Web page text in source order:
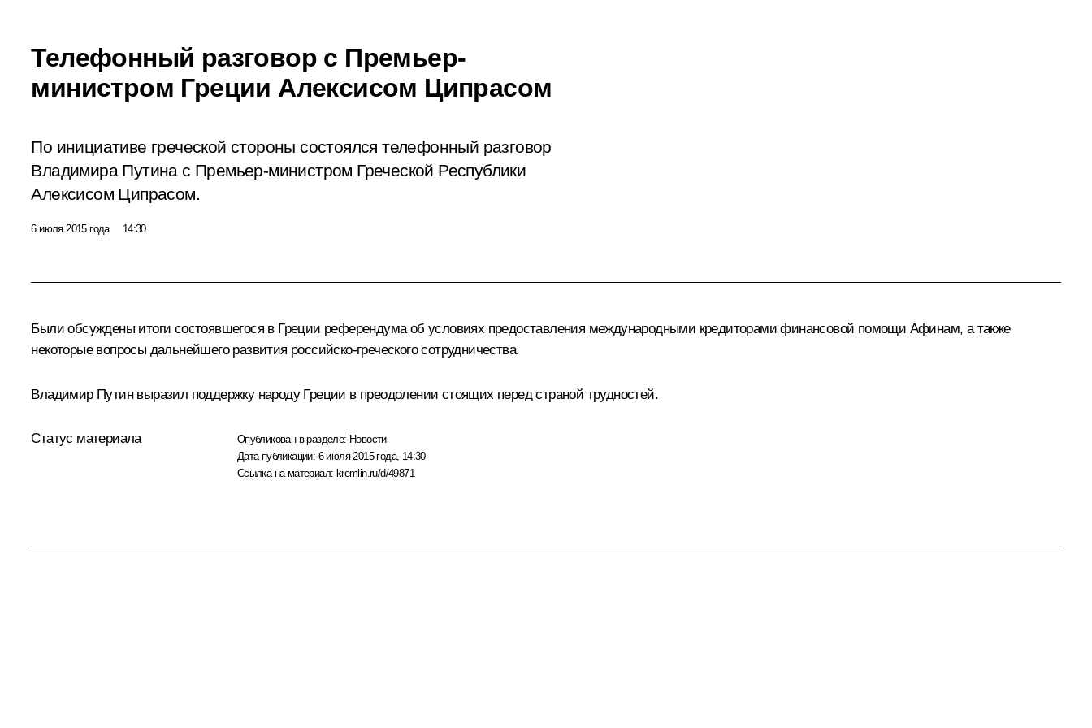
Телефонный разговор с Премьер-
министром Греции Алексисом Ципрасом
По инициативе греческой стороны состоялся телефонный разговор
Владимира Путина с Премьер-министром Греческой Республики
Алексисом Ципрасом.
6 июля 2015 года 14:30
Были обсуждены итоги состоявшегося в Греции референдума об условиях предоставления международными кредиторами финансовой помощи Афинам, а также
некоторые вопросы дальнейшего развития российско-греческого сотрудничества.
Владимир Путин выразил поддержку народу Греции в преодолении стоящих перед страной трудностей.
Статус материала Опубликован в разделе: Новости
Дата публикации: 6 июля 2015 года, 14:30
Ссылка на материал: kremlin.ru/d/49871